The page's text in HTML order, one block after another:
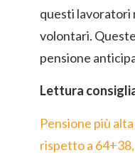
questi lavoratori
volontari.
pensione
Lettura
Pensione più
rispetto a